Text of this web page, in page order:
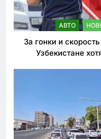
АВТО
За гонки и
Узбекистане